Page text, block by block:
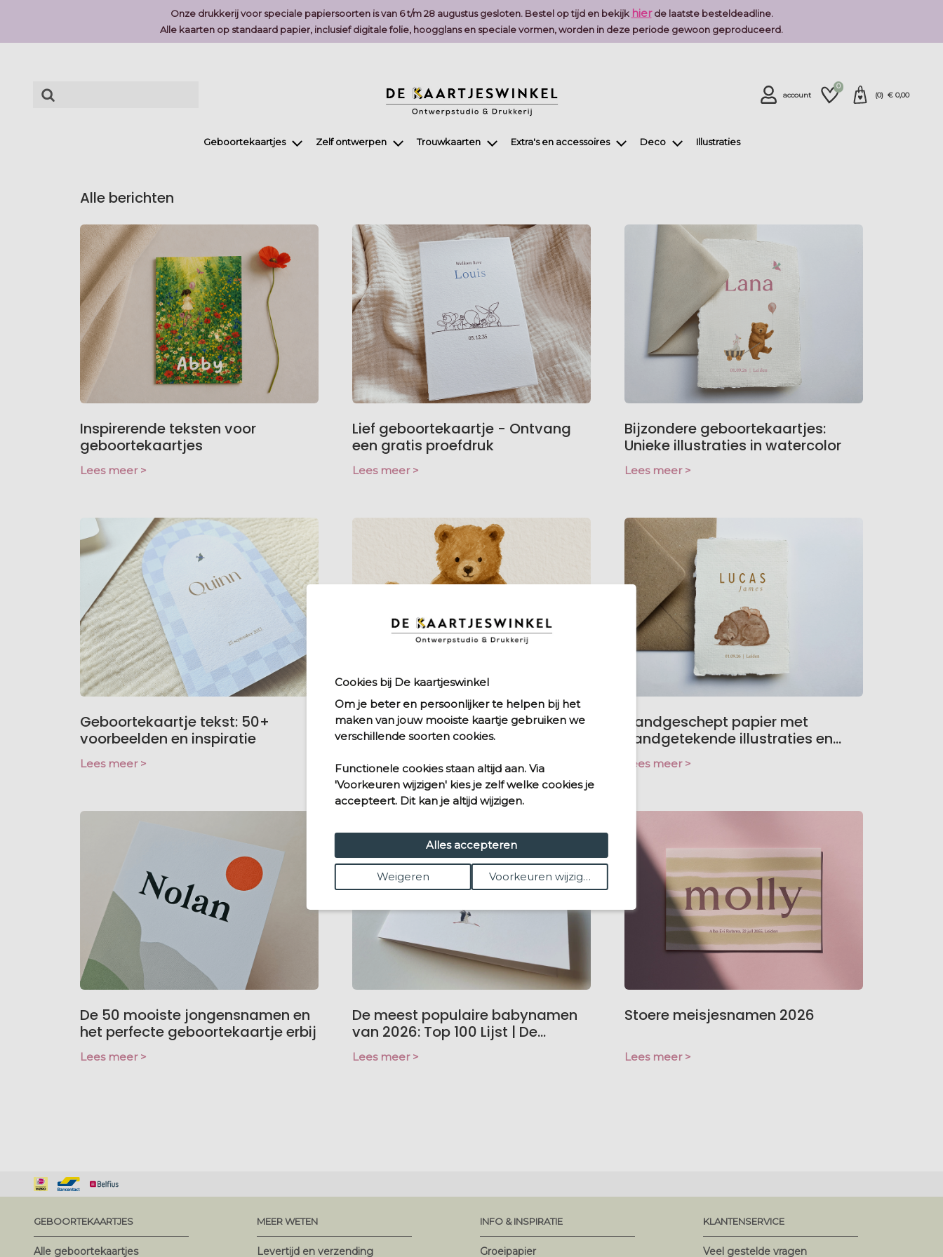
Onze drukkerij voor speciale papiersoorten is van 6 t/m 28 augustus gesloten. Bestel op tijd en bekijk hierde laatste besteldeadline.
Alle kaarten op standaard papier, inclusief digitale folie, hoogglans en speciale vormen, worden in deze periode gewoon geproduceerd.
account
0
(0) € 0,00
Geboortekaartjes Zelf ontwerpen Trouwkaarten Extra's en accessoires Deco Illustraties
Alle berichten
Inspirerende teksten voor
geboortekaartjes
Lees meer >
Lief geboortekaartje - Ontvang
een gratis proefdruk
Lees meer >
Bijzondere geboortekaartjes:
Unieke illustraties in watercolor
Lees meer >
Geboortekaartje tekst: 50+
voorbeelden en inspiratie
Lees meer >
Geboortekaartjes met dieren:
vrolijk, lief en origineel
Lees meer >
Handgeschept papier met
handgetekende illustraties en...
Lees meer >
De 50 mooiste jongensnamen en
het perfecte geboortekaartje erbij
Lees meer >
De meest populaire babynamen
van 2026: Top 100 Lijst | De...
Lees meer >
Stoere meisjesnamen 2026
Lees meer >
GEBOORTEKAARTJES
Alle geboortekaartjes
MEER WETEN
Levertijd en verzending
INFO & INSPIRATIE
Groeipapier
KLANTENSERVICE
Veel gestelde vragen
Cookies bij De kaartjeswinkel
Om je beter en persoonlijker te helpen bij het
maken van jouw mooiste kaartje gebruiken we
verschillende soorten cookies.
Functionele cookies staan altijd aan. Via
'Voorkeuren wijzigen' kies je zelf welke cookies je
accepteert. Dit kan je altijd wijzigen.
Alles accepteren
Weigeren Voorkeuren wijzigen